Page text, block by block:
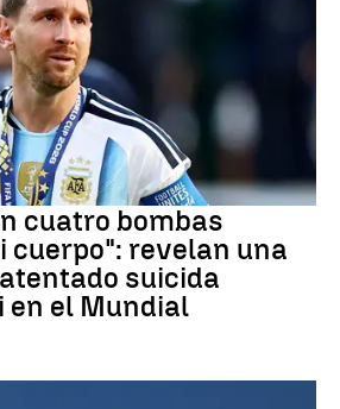
cuatro bombas
cuerpo": revelan una
suicida
en el Mundial